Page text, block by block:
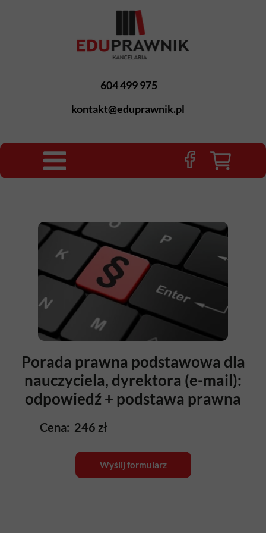
Wyślij formularz
Porada prawna podstawowa dla
nauczyciela, dyrektora (e-mail):
odpowiedź + podstawa prawna
Cena: 246 zł
604 499 975
kontakt@eduprawnik.pl